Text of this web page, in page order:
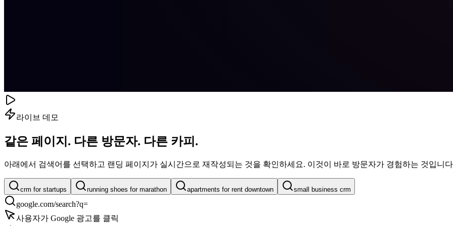
라이브 데모
같은 페이지. 다른 방문자. 다른 카피.
아래에서 검색어를 선택하고 랜딩 페이지가 실시간으로 재작성되는 것을 확인하세요. 이것이 바로 방문자가 경험하는 것입니
crm for startups running shoes for marathon apartments for rent downtown small business crm
google.com/search?q=
사용자가 Google 광고를 클릭